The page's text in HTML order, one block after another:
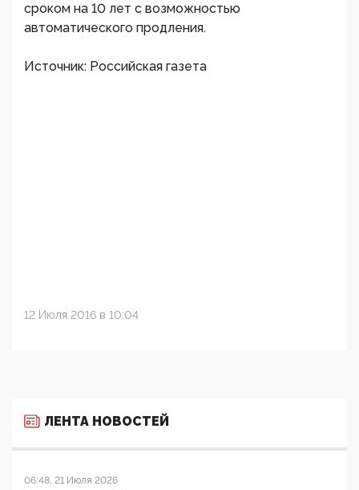
сроком на 10 лет с возможностью
автоматического продления.
Источник: Российская газета
12 Июля 2016 в 10:04
ЛЕНТА НОВОСТЕЙ
06:48, 21 Июля 2026